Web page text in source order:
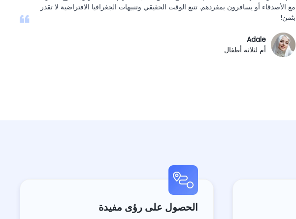
مع الأصدقاء أو يسافرون بمفردهم. تتبع الوقت الحقيقي وتنبيهات الجغرافيا الافتراضية لا تقدر
بثمن!
Adale
أم لثلاثة أطفال
الحصول على رؤى مفيدة